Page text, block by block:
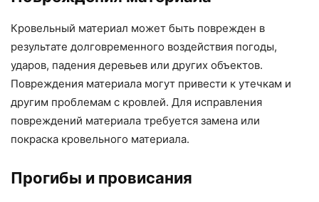
Кровельный материал может быть поврежден в
результате долговременного воздействия погоды,
ударов, падения деревьев или других объектов.
Повреждения материала могут привести к утечкам и
другим проблемам с кровлей. Для исправления
повреждений материала требуется замена или
покраска кровельного материала.
Прогибы и провисания